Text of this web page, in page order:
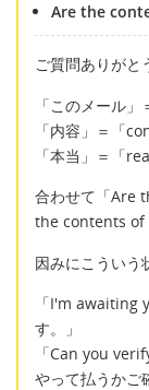
Are the
ご質問ありがと
「このメール
「内容」＝「
「本当」＝「
合わせて「Are
the contents of
因みにこういう
「I'm awaiting
す。」
「Can you
やって払うかご